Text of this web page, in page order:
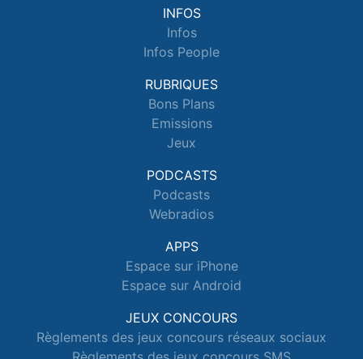
INFOS
Infos
Infos People
RUBRIQUES
Bons Plans
Emissions
Jeux
PODCASTS
Podcasts
Webradios
APPS
Espace sur iPhone
Espace sur Android
JEUX CONCOURS
Règlements des jeux concours réseaux sociaux